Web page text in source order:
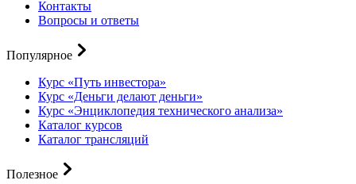
Контакты
Вопросы и ответы
Популярное
Курс «Путь инвестора»
Курс «Деньги делают деньги»
Курс «Энциклопедия технического анализа»
Каталог курсов
Каталог трансляций
Полезное